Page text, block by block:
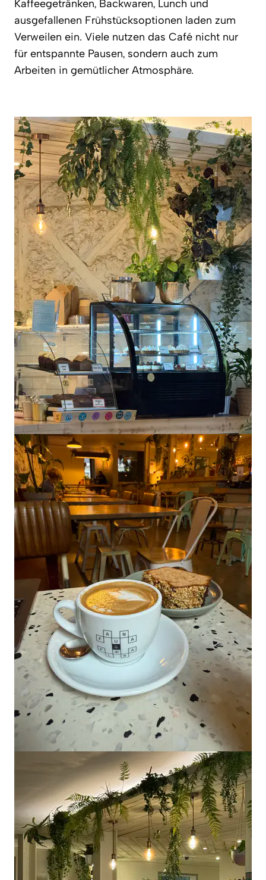
Kaffeegetränken, Backwaren, Lunch und
ausgefallenen Frühstücksoptionen laden zum
Verweilen ein. Viele nutzen das Café nicht nur
für entspannte Pausen, sondern auch zum
Arbeiten in gemütlicher Atmosphäre.